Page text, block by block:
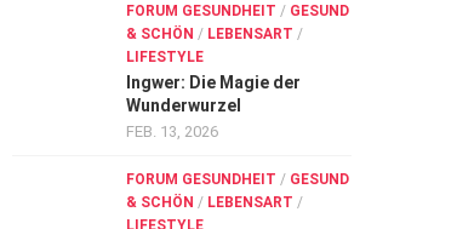
FORUM GESUNDHEIT / GESUND
& SCHÖN / LEBENSART /
LIFESTYLE
Ingwer: Die Magie der
Wunderwurzel
FEB. 13, 2026
FORUM GESUNDHEIT / GESUND
& SCHÖN / LEBENSART /
LIFESTYLE